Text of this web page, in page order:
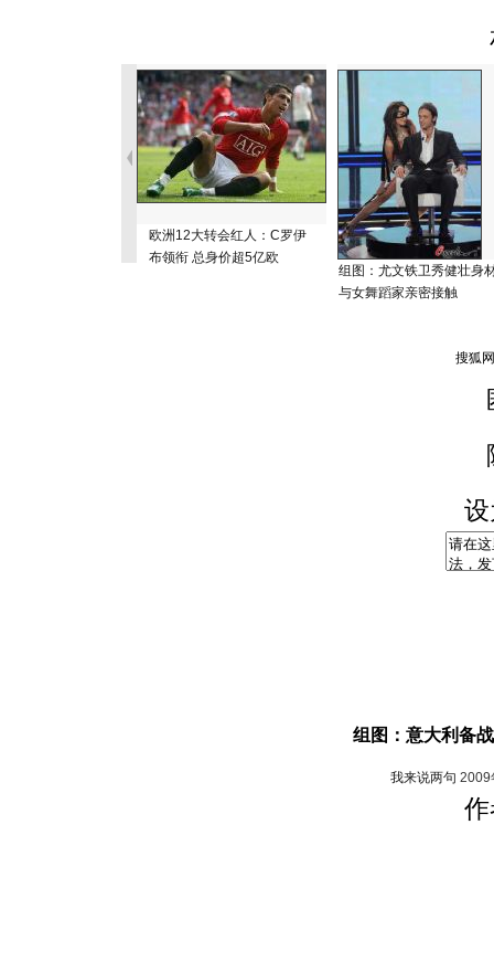
欧洲12大转会红人：C罗伊
布领衔 总身价超5亿欧
组图：尤文铁卫秀健壮身
与女舞蹈家亲密接触
组图：意大利备
我来说两句 2009